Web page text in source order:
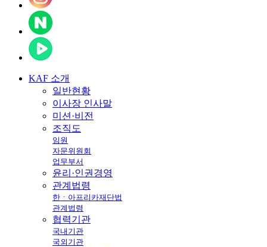
KAF 소개
일반현황
이사장 인사말
미션·비전
조직도
임원
자문위원회
업무부서
윤리·인권경영
관계법령
한ㆍ아프리카재단법
관계법령
협력기관
국내기관
국외기관